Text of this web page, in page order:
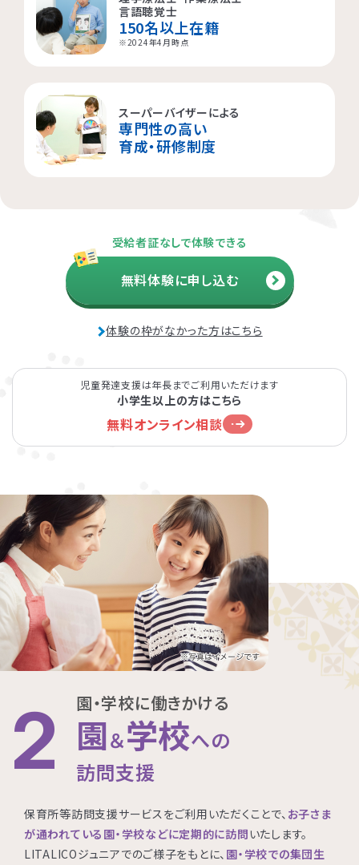
言語聴覚士
150名以上在籍
※2024年4月時点
スーパーバイザーによる
専門性の高い
育成・研修制度
受給者証なしで体験できる
無料体験に申し込む
体験の枠がなかった方はこちら
児童発達支援は年長までご利用いただけます
小学生以上の方はこちら
無料オンライン相談
2 園・学校に働きかける
園＆学校への
訪問支援
保育所等訪問支援サービスをご利用いただくことで、 お子さま
が通われている園・学校などに定期的に訪問いたします。
LITALICOジュニアでのご様子をもとに、 園・学校での集団生
荒川区
横浜市青葉区
相模原市